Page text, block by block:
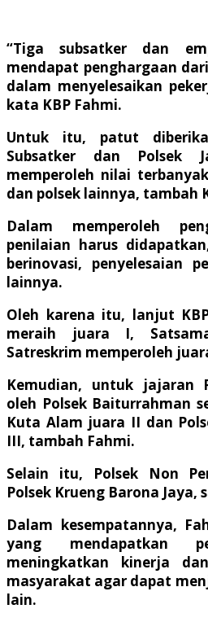
“Tiga subsatker dan
mendapat penghargaan
dalam menyelesaikan
kata KBP Fahmi.
Untuk itu, patut
Subsatker dan Polsek
memperoleh nilai
dan polsek lainnya, tambah
Dalam memperoleh
penilaian harus
berinovasi, penyelesaian
lainnya.
Oleh karena itu, lanjut
meraih juara I,
Satreskrim memperoleh
Kemudian, untuk jajaran
oleh Polsek Baiturrahman
Kuta Alam juara II dan
III, tambah Fahmi.
Selain itu, Polsek Non
Polsek Krueng Barona Jaya,
Dalam kesempatannya,
yang mendapatkan
meningkatkan kinerja
masyarakat agar dapat
lain.